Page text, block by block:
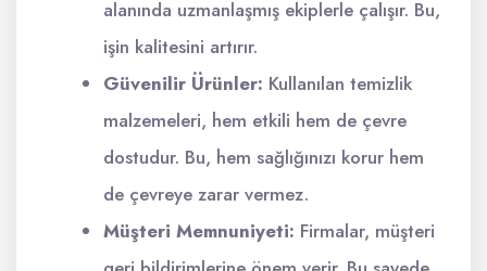
alanında uzmanlaşmış ekiplerle çalışır. Bu,
işin kalitesini artırır.
Güvenilir Ürünler: Kullanılan temizlik
malzemeleri, hem etkili hem de çevre
dostudur. Bu, hem sağlığınızı korur hem
de çevreye zarar vermez.
Müşteri Memnuniyeti: Firmalar, müşteri